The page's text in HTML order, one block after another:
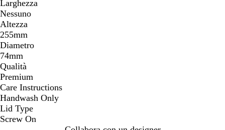
Larghezza
Nessuno
Altezza
255mm
Diametro
74mm
Qualità
Premium
Care Instructions
Handwash Only
Lid Type
Screw On